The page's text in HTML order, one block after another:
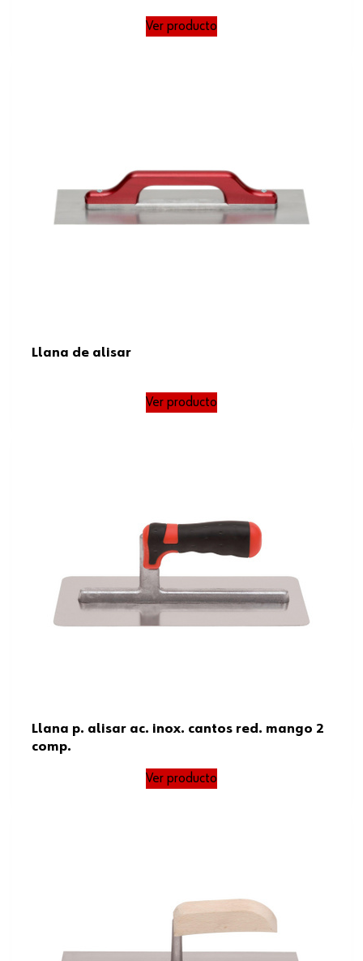
Ver producto
Llana de alisar
Ver producto
Llana p. alisar ac. inox. cantos red. mango 2
comp.
Ver producto